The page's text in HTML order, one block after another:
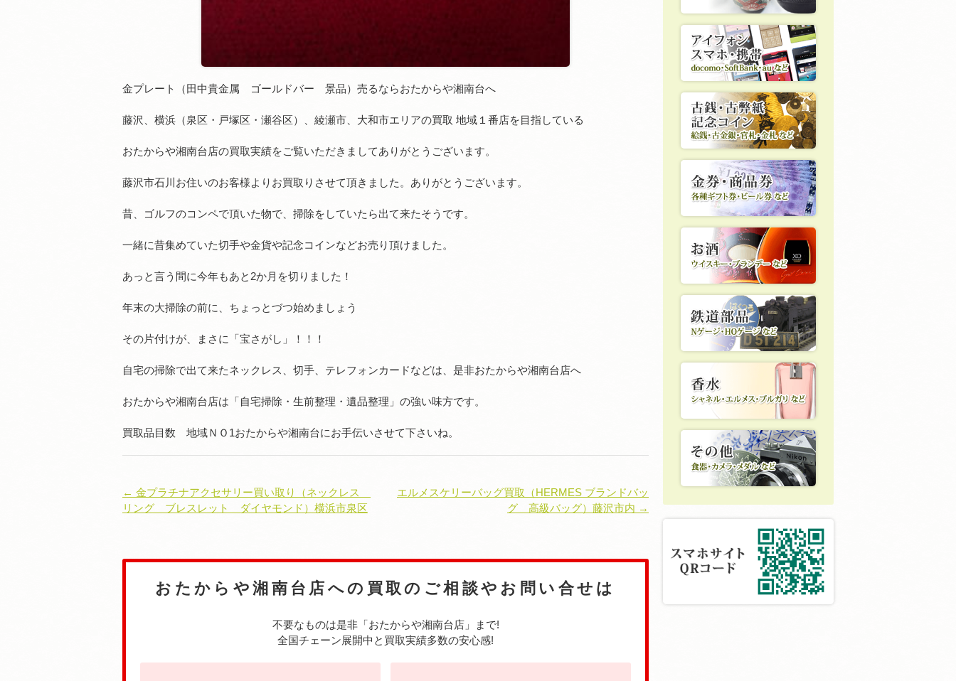
金プレート（田中貴金属 ゴールドバー 景品）売るならおたからや湘南台へ
藤沢、横浜（泉区・戸塚区・瀬谷区）、綾瀬市、大和市エリアの買取 地域１番店を目指している
おたからや湘南台店の買取実績をご覧いただきましてありがとうございます。
藤沢市石川お住いのお客様よりお買取りさせて頂きました。ありがとうございます。
昔、ゴルフのコンペで頂いた物で、掃除をしていたら出て来たそうです。
一緒に昔集めていた切手や金貨や記念コインなどお売り頂けました。
あっと言う間に今年もあと2か月を切りました！
年末の大掃除の前に、ちょっとづつ始めましょう
その片付けが、まさに「宝さがし」！！！
自宅の掃除で出て来たネックレス、切手、テレフォンカードなどは、是非おたからや湘南台店へ
おたからや湘南台店は「自宅掃除・生前整理・遺品整理」の強い味方です。
買取品目数 地域ＮＯ1おたからや湘南台にお手伝いさせて下さいね。
← 金プラチナアクセサリー買い取り（ネックレス
リング ブレスレット ダイヤモンド）横浜市泉区
エルメスケリーバッグ買取（HERMES ブランドバッ
グ 高級バッグ）藤沢市内 →
おたからや湘南台店への 買取のご相談やお問い合せは
不要なものは是非「おたからや湘南台店」まで!
全国チェーン展開中と買取実績多数の安心感!